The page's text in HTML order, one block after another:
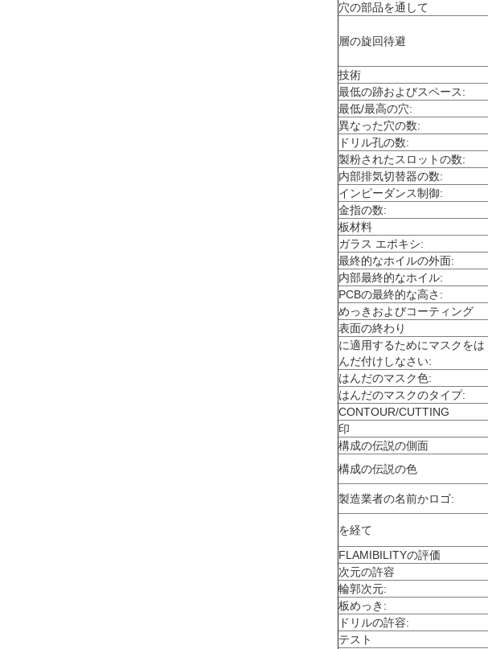
穴の部品を通して
層の旋回待避
技術
最低の跡およびスペース:
最低/最高の穴:
異なった穴の数:
ドリル孔の数:
製粉されたスロットの数:
内部排気切替器の数:
インピーダンス制御:
金指の数:
板材料
ガラス エポキシ:
最終的なホイルの外面:
内部最終的なホイル:
PCBの最終的な高さ:
めっきおよびコーティング
表面の終わり
に適用するためにマスクをは
んだ付けしなさい:
はんだのマスク色:
はんだのマスクのタイプ:
CONTOUR/CUTTING
印
構成の伝説の側面
構成の伝説の色
製造業者の名前かロゴ:
を経て
FLAMIBILITYの評価
次元の許容
輪郭次元:
板めっき:
ドリルの許容:
テスト